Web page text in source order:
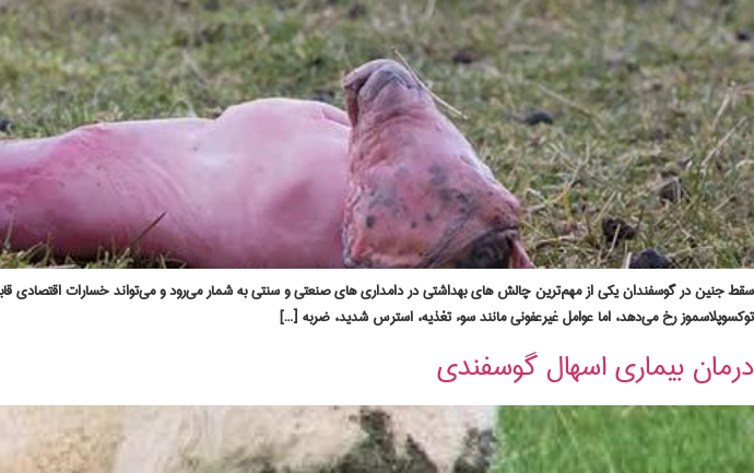
سقط جنین در گوسفندان یکی از مهم‌ترین چالش‌ های بهداشتی در دامداری‌ های صنعتی و سنتی به شمار می‌رود و می‌تواند خسارات اقتصادی قابل
توکسوپلاسموز رخ می‌دهد، اما عوامل غیرعفونی مانند سوء تغذیه، استرس شدید، ضربه […]
درمان بیماری اسهال گوسفندی